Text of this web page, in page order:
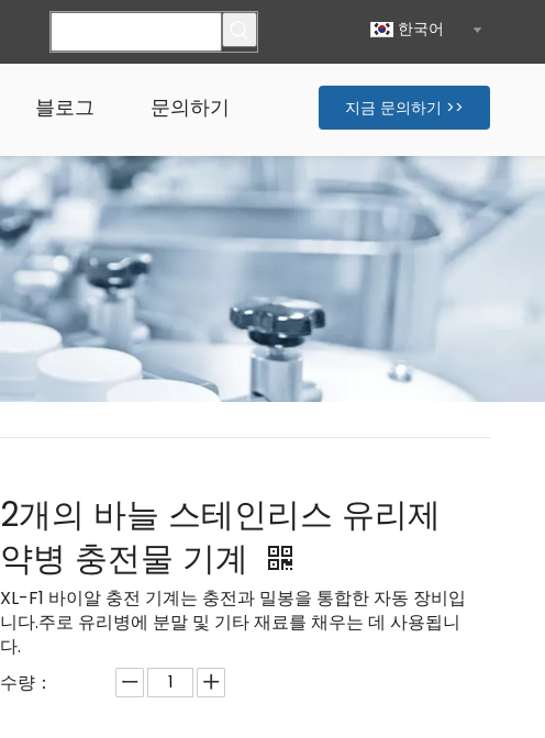
한국어
블로그 문의하기 지금 문의하기 >>
2개의 바늘 스테인리스 유리제
약병 충전물 기계
XL-F1 바이알 충전 기계는 충전과 밀봉을 통합한 자동 장비입
니다.주로 유리병에 분말 및 기타 재료를 채우는 데 사용됩니
다.
수량：